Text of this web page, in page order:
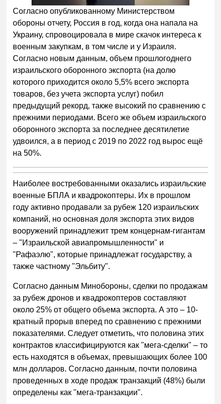
Согласно опубликованному Министерством
обороны отчету, Россия в год, когда она напала на
Украину, спровоцировала в мире скачок интереса к
военным закупкам, в том числе и у Израиля.
Согласно новым данным, объем прошлогоднего
израильского оборонного экспорта (на долю
которого приходится около 5,5% всего экспорта
товаров, без учета экспорта услуг) побил
предыдущий рекорд, также высокий по сравнению с
прежними периодами. Всего же объем израильского
оборонного экспорта за последнее десятилетие
удвоился, а в период с 2019 по 2022 год вырос ещё
на 50%.
Наиболее востребованными оказались израильские
военные БПЛА и квадрокоптеры. Их в прошлом
году активно продавали за рубеж 120 израильских
компаний, но основная доля экспорта этих видов
вооружений принадлежит трем концернам-гигантам
– "Израильской авиапромышленности" и
"Рафаэлю", которые принадлежат государству, а
также частному "Эльбиту".
Согласно данным Минобороны, сделки по продажам
за рубеж дронов и квадрокоптеров составляют
около 25% от общего объема экспорта. А это – 10-
кратный прорыв вперед по сравнению с прежними
показателями. Следует отметить, что половина этих
контрактов классифицируются как "мега-сделки" – то
есть находятся в объемах, превышающих более 100
млн долларов. Согласно данным, почти половина
проведенных в ходе продаж транзакций (48%) были
определены как "мега-транзакции".